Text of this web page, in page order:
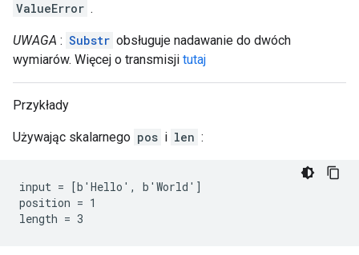
ValueError .
UWAGA : Substr obsługuje nadawanie do dwóch
wymiarów. Więcej o transmisji tutaj
Przykłady
Używając skalarnego pos i len :
input = [b'Hello', b'World']
position = 1
length = 3